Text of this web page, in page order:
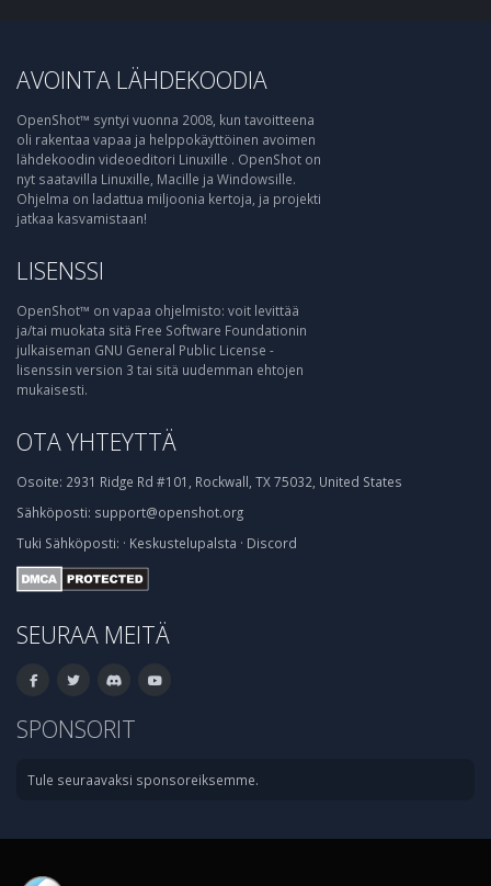
AVOINTA LÄHDEKOODIA
OpenShot™ syntyi vuonna 2008, kun tavoitteena
oli rakentaa vapaa ja helppokäyttöinen avoimen
lähdekoodin videoeditori Linuxille . OpenShot on
nyt saatavilla Linuxille, Macille ja Windowsille.
Ohjelma on ladattua miljoonia kertoja, ja projekti
jatkaa kasvamistaan!
LISENSSI
OpenShot™ on vapaa ohjelmisto: voit levittää
ja/tai muokata sitä Free Software Foundationin
julkaiseman GNU General Public License -
lisenssin version 3 tai sitä uudemman ehtojen
mukaisesti.
OTA YHTEYTTÄ
Osoite: 2931 Ridge Rd #101, Rockwall, TX 75032, United States
Sähköposti: support@openshot.org
Tuki Sähköposti: · Keskustelupalsta · Discord
SEURAA MEITÄ
SPONSORIT
Tule seuraavaksi sponsoreiksemme.